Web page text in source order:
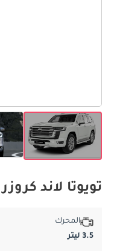
تويوتا لاند كروزر 3.5T GR-Sport هايبريد المواصفات الأساسية
المحرك
3.5 ليتر